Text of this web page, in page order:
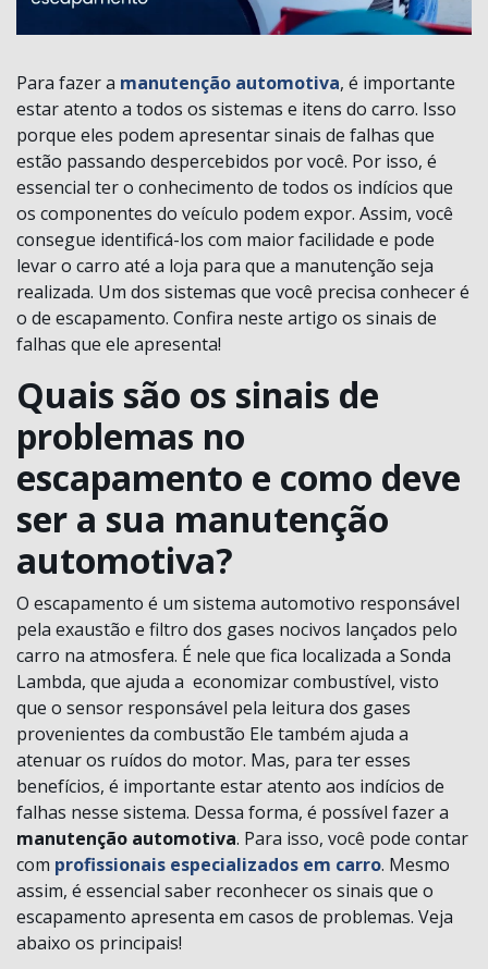
Para fazer a manutenção automotiva, é importante
estar atento a todos os sistemas e itens do carro. Isso
porque eles podem apresentar sinais de falhas que
estão passando despercebidos por você. Por isso, é
essencial ter o conhecimento de todos os indícios que
os componentes do veículo podem expor. Assim, você
consegue identificá-los com maior facilidade e pode
levar o carro até a loja para que a manutenção seja
realizada. Um dos sistemas que você precisa conhecer é
o de escapamento. Confira neste artigo os sinais de
falhas que ele apresenta!
Quais são os sinais de
problemas no
escapamento e como deve
ser a sua manutenção
automotiva?
O escapamento é um sistema automotivo responsável
pela exaustão e filtro dos gases nocivos lançados pelo
carro na atmosfera. É nele que fica localizada a Sonda
Lambda, que ajuda a economizar combustível, visto
que o sensor responsável pela leitura dos gases
provenientes da combustão Ele também ajuda a
atenuar os ruídos do motor. Mas, para ter esses
benefícios, é importante estar atento aos indícios de
falhas nesse sistema. Dessa forma, é possível fazer a
manutenção automotiva. Para isso, você pode contar
com profissionais especializados em carro. Mesmo
assim, é essencial saber reconhecer os sinais que o
escapamento apresenta em casos de problemas. Veja
abaixo os principais!